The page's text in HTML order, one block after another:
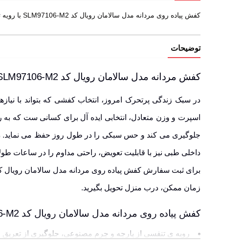
کفش پیاده روی مردانه مدل سالامان رویال کد SLM97106-M2 با رویه تنفسی، تعادلی بی نقص بین راحتی و محافظت ایجاد کرده. این کفش رو برای روزهای پرتحرک همین حالا از رادکوه سفارش بده.
توضیحات
کفش مردانه مدل سالامان رویال کد SLM97106-M2 | ساختار سبک با دوام بالا
اسپرت و وزن متعادل، انتخابی ایده آل برای کسانی ست که
جلوگیری می کند و حس سبکی را در طول روز حفظ می نماید.
داخلی طبی نیز با قابلیت تعویض، راحتی مداوم را در ساعات
زمان ممکن، درب منزل تحویل بگیرید.
کفش پیاده روی مردانه مدل سالامان رویال کد SLM97106-M2 | مزایایی که در هر شرایطی همراه شما هستند
رویه ی تنفسی از پارچه و چرم مصنوعی، جلوگیری از تعریق